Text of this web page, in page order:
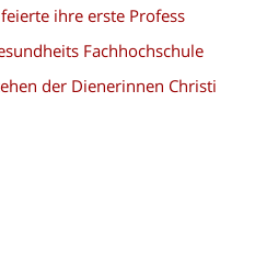
ihre erste Profess
Fachhochschule
der Dienerinnen Christi